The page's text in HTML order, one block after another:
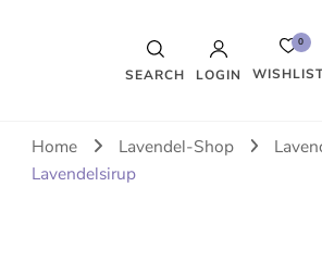
SEARCH LOGIN
0
Es befinden sich keine Produkte
Home Lavendel-Shop
Lavendelsirup